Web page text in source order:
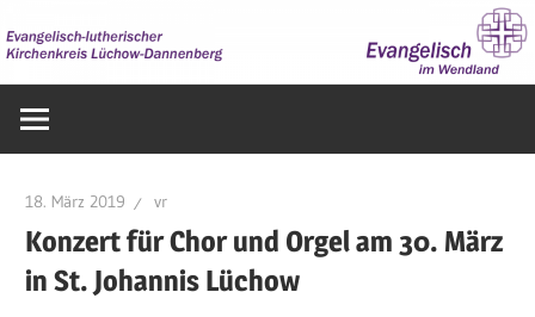
Inhalt
springen
im
18. März 2019 vr
Konzert für Chor und Orgel am 30. März
in St. Johannis Lüchow